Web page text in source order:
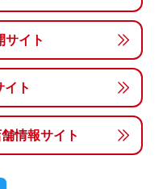
サイト
イト
情報サイト